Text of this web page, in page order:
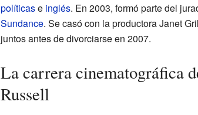
políticase inglés. En 2003, formó parte del
Sundance. Se casó con la productora Janet
juntos antes de divorciarse en 2007.
La carrera cinematográfica
Russell